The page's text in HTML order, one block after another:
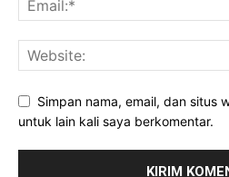
Simpan nama, email, dan situs
untuk lain kali saya berkomentar.